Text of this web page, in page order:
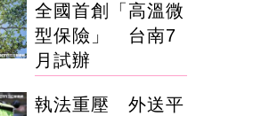
全國首創「高溫微
型保險」 台南7
月試辦
執法重壓 外送平